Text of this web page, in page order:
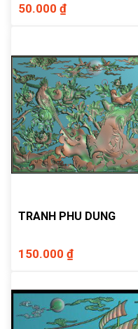
50.000 ₫
TRANH PHU DUNG
150.000 ₫